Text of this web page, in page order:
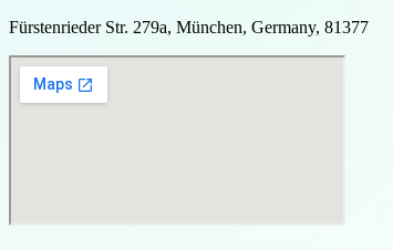
Fürstenrieder Str. 279a, München, Germany, 81377